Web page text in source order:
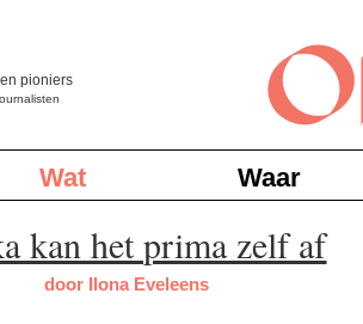
pioniers
Wat Waar
kan het prima zelf af
door Ilona Eveleens